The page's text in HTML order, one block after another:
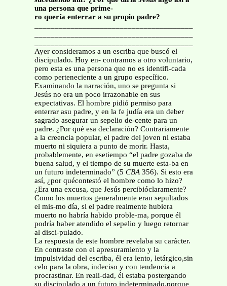
una persona que prime-
ro quería enterrar a su propio padre?
Ayer consideramos a un escriba que buscó el
discipulado. Hoy en- contramos a otro voluntario,
pero esta es una persona que no es identifi-cada
como perteneciente a un grupo específico.
Examinando la narración, uno se pregunta si
Jesús no era un poco irrazonable en sus
expectativas. El hombre pidió permiso para
enterrar asu padre, y en la fe judía era un deber
sagrado asegurar un sepelio de-cente para un
padre. ¿Por qué esa declaración? Contrariamente
a la creencia popular, el padre del joven ni estaba
muerto ni siquiera a punto de morir. Hasta,
probablemente, en esetiempo “el padre gozaba de
buena salud, y el tiempo de su muerte esta-ba en
un futuro indeterminado” (5 CBA 356). Si esto era
así, ¿por quécontestó el hombre como lo hizo?
¿Era una excusa, que Jesús percibióclaramente?
Como los muertos generalmente eran sepultados
el mis-mo día, si el padre realmente hubiera
muerto no habría habido proble-ma, porque él
podría haber atendido el sepelio y luego retornar
al disci-pulado.
La respuesta de este hombre revelaba su carácter.
En contraste con el apresuramiento y la
impulsividad del escriba, él era lento, letárgico,sin
celo para la obra, indeciso y con tendencia a
procrastinar. En reali-dad, él estaba postergando
su discipulado a un futuro indeterminado,porque